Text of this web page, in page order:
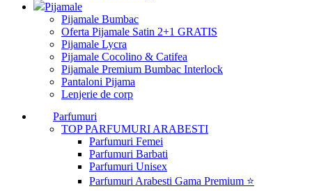
Pijamale
Pijamale Bumbac
Oferta Pijamale Satin 2+1 GRATIS
Pijamale Lycra
Pijamale Cocolino & Catifea
Pijamale Premium Bumbac Interlock
Pantaloni Pijama
Lenjerie de corp
Parfumuri
TOP PARFUMURI ARABESTI
Parfumuri Femei
Parfumuri Barbati
Parfumuri Unisex
Parfumuri Arabesti Gama Premium ⭐